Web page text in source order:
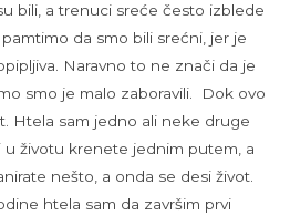
bili, a trenuci sreće često izblede
da smo bili srećni, jer je
Naravno to ne znači da je
smo je malo zaboravili. Dok ovo
Htela sam jedno ali neke druge
u životu krenete jednim putem, a
nešto, a onda se desi život.
htela sam da završim prvi